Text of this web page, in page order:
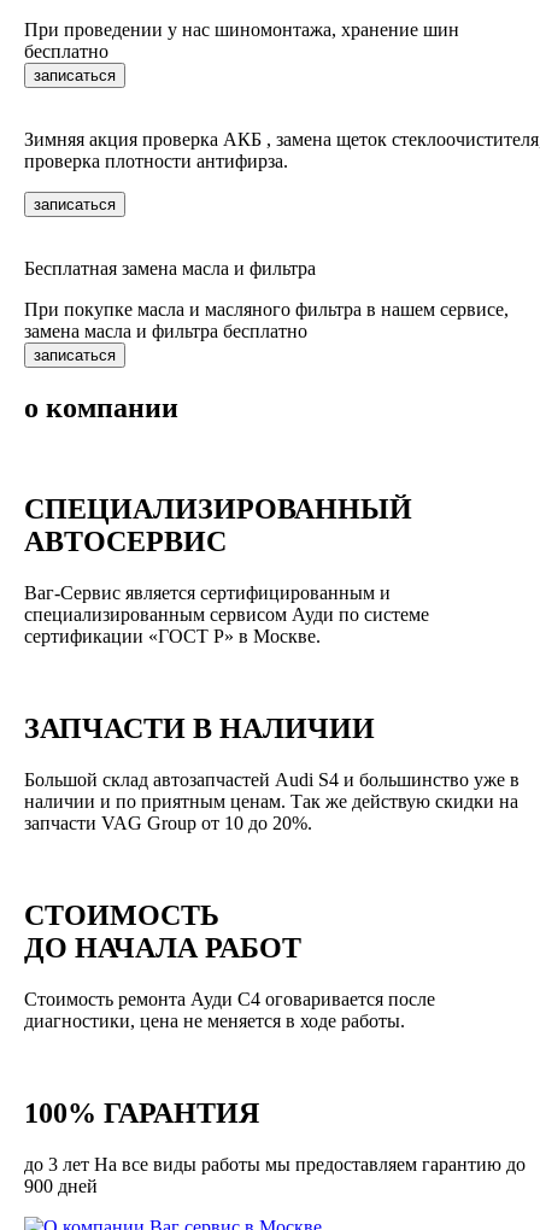
При проведении у нас шиномонтажа, хранение шин
бесплатно
записаться
Зимняя акция проверка АКБ , замена щеток
проверка плотности антифирза.
записаться
Бесплатная замена масла и фильтра
При покупке масла и масляного фильтра в нашем сервисе,
замена масла и фильтра бесплатно
записаться
о компании
СПЕЦИАЛИЗИРОВАННЫЙ
АВТОСЕРВИС
Ваг-Сервис является сертифицированным и
специализированным сервисом Ауди по системе
сертификации «ГОСТ Р» в Москве.
ЗАПЧАСТИ В НАЛИЧИИ
Большой склад автозапчастей Audi S4 и большинство уже в
наличии и по приятным ценам. Так же действую скидки на
запчасти VAG Group от 10 до 20%.
СТОИМОСТЬ
ДО НАЧАЛА РАБОТ
Стоимость ремонта Ауди С4 оговаривается после
диагностики, цена не меняется в ходе работы.
100% ГАРАНТИЯ
до 3 лет На все виды работы мы предоставляем гарантию до
900 дней